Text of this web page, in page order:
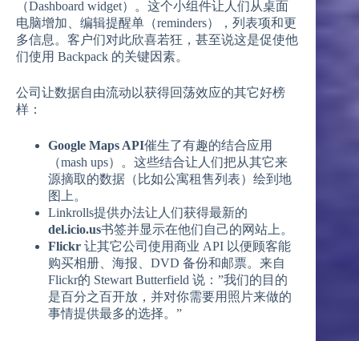
（Dashboard widget）。这个小组件让人们从桌面
电脑增加、编辑提醒单（reminders），列表项和更
多信息。客户们对此欣喜若狂，甚至说这是促使他
们使用 Backpack 的关键因素。
公司让数据自由流动以获得回荡效应的其它好榜
样：
Google Maps API催生了有趣的结合应用
（mash ups）。这些结合让人们把从其它来
源摘取的数据（比如公寓租售列表）绘到地
图上。
Linkrolls提供办法让人们获得最新的
del.icio.us书签并显示在他们自己的网站上。
Flickr 让其它公司使用商业 API 以便顾客能
购买相册、海报、DVD 备份和邮票。来自
Flickr的 Stewart Butterfield 说：”我们的目的
是百分之百开放，并对你需要用照片来做的
事情提供最多的选择。”